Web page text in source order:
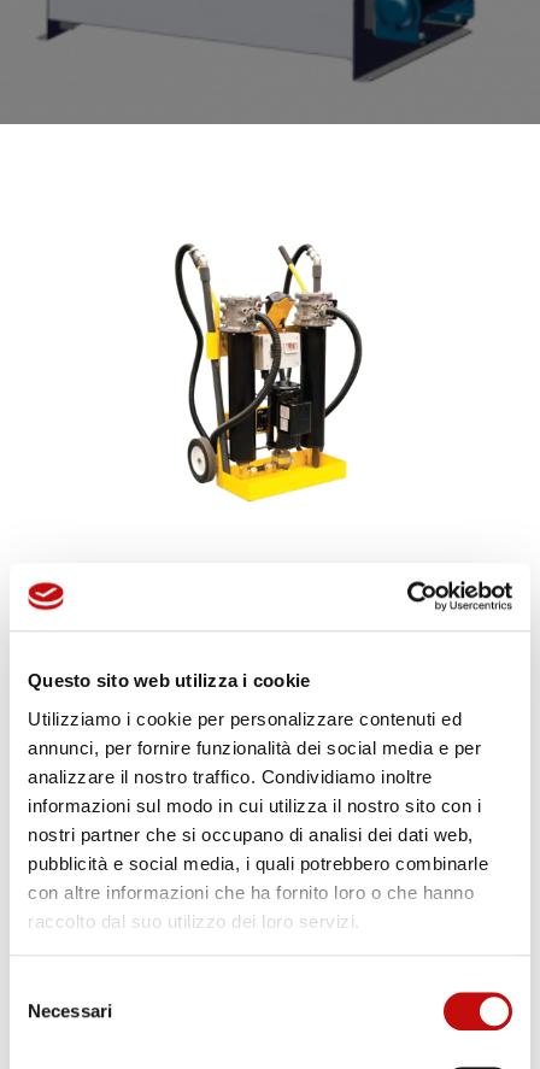
Questo sito web utilizza i cookie
Utilizziamo i cookie per personalizzare contenuti ed
annunci, per fornire funzionalità dei social media e per
analizzare il nostro traffico. Condividiamo inoltre
informazioni sul modo in cui utilizza il nostro sito con i
nostri partner che si occupano di analisi dei dati web,
pubblicità e social media, i quali potrebbero combinarle
con altre informazioni che ha fornito loro o che hanno
raccolto dal suo utilizzo dei loro servizi.
delNecessari
Centraline e Carrelli di
Filtrazione
Flodraulic Fluid Conveyance progetta e fornisce
centraline idrauliche e carrelli di filtrazione
impianti industriali e macchine mobili, pensati per
garantiremassima efficienza, affidabilità e
sicurezza.
Le nostre centraline sono realizzate su misura,
complete di pompe, motori elettrici o diesel, valvole e
mantenere la